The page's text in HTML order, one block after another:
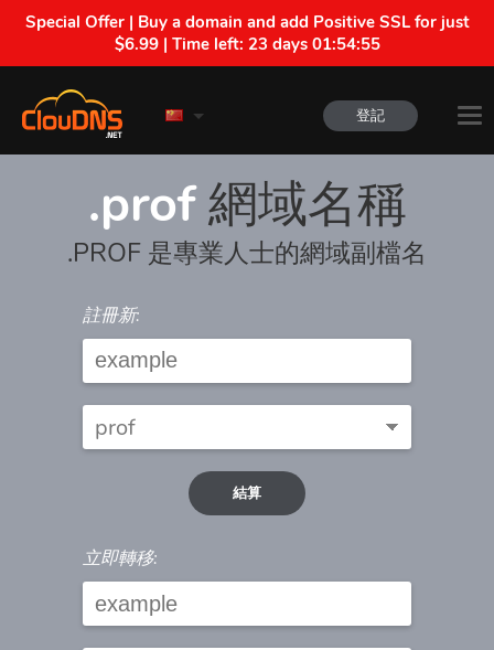
Special Offer | Buy a domain and add Positive SSL for just
$6.99 | Time left: 23 days 01:54:55
登記
.prof網域名稱
.PROF 是專業人士的網域副檔名
註冊新:
結算
立即轉移: